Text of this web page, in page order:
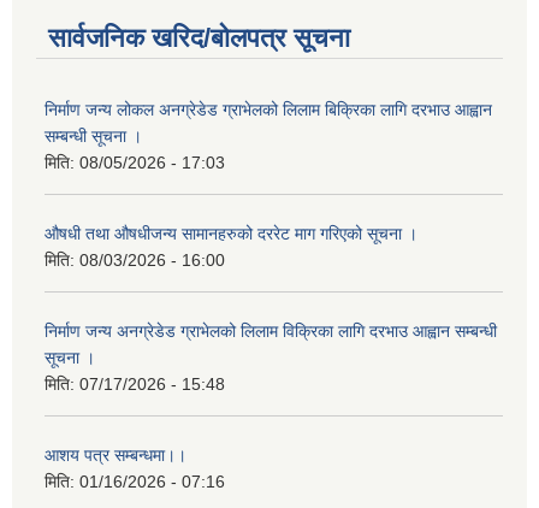
सार्वजनिक खरिद/बोलपत्र सूचना
निर्माण जन्य लोकल अनग्रेडेड ग्राभेलको लिलाम बिक्रिका लागि दरभाउ आह्वान
सम्बन्धी सूचना ।
मिति: 08/05/2026 - 17:03
औषधी तथा औषधीजन्य सामानहरुको दररेट माग गरिएको सूचना ।
मिति: 08/03/2026 - 16:00
निर्माण जन्य अनग्रेडेड ग्राभेलको लिलाम विक्रिका लागि दरभाउ आह्वान सम्बन्धी
सूचना ।
मिति: 07/17/2026 - 15:48
आशय पत्र सम्बन्धमा।।
मिति: 01/16/2026 - 07:16